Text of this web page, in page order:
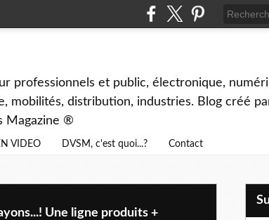
professionnels et public, électronique,
mobilités, distribution, industries. Blog créé
Magazine ®
VIDEO DVSM, c'est quoi...? Contact
Une ligne produits +